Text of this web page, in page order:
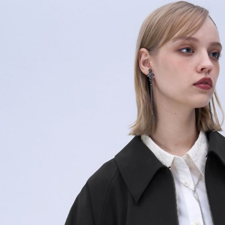
款買賣價
2.基於同
資料（包
用，由本
3.完整用
絡購買商
先享後付
※ 交易是
是否繳費
付客戶支
【注意事
１．透過
交易，需
求債權轉
２．關於
３．未成
「AFTEE
任。
４．使用
即時審查
結果請求
５．嚴禁
形，恩沛
動。
付款後 7-
每筆
宅配
每筆